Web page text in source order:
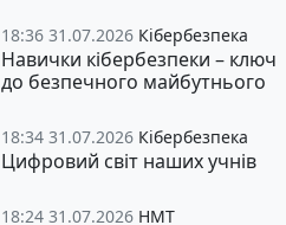
18:36 31.07.2026 Кібербезпека
Навички кібербезпеки – ключ
до безпечного майбутнього
18:34 31.07.2026 Кібербезпека
Цифровий світ наших учнів
18:24 31.07.2026 НМТ